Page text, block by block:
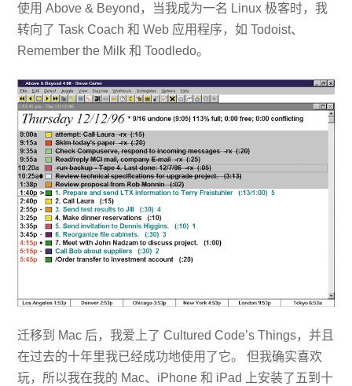
使用 Above & Beyond，当我成为一名 Linux 极客时，我
转向了 Task Coach 和 Web 应用程序，如 Todoist、
Remember the Milk 和 Toodledo。
迁移到 Mac 后，我爱上了 Cultured Code’s Things，并且
在过去的十年里我已经成功地使用了它。 但我确实喜欢
玩，所以我在我的 Mac、iPhone 和 iPad 上安装了五到十